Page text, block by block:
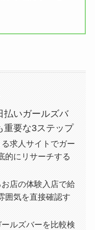
払いガールズバ
重要な3ステップ
求人サイトでガー
的にリサーチする
店の体験入店で給
囲気を直接確認す
ルズバーを比較検